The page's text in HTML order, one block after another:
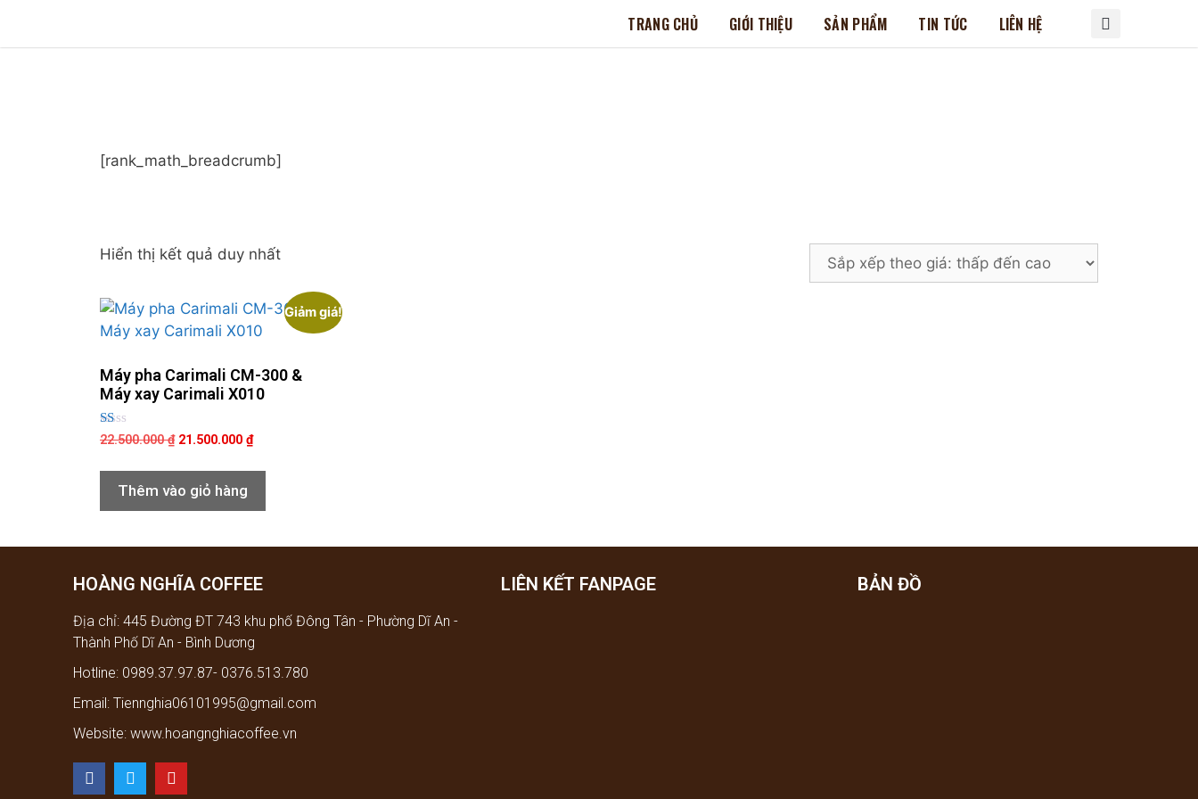
TRANG CHỦ GIỚI THIỆU SẢN PHẨM TIN TỨC LIÊN HỆ
[rank_math_breadcrumb]
Hiển thị kết quả duy nhất
Giảm giá!
Máy pha Carimali CM-300 &
Máy xay Carimali X010
Đ
xế
n
0
5
sa
22.500.000₫ 21.500.000 ₫
Thêm vào giỏ hàng
HOÀNG NGHĨA COFFEE
Địa chỉ: 445 Đường ĐT 743 khu phố Đông Tân - Phường Dĩ An -
Thành Phố Dĩ An - Bình Dương
Hotline: 0989.37.97.87- 0376.513.780
Email: Tiennghia06101995@gmail.com
Website: www.hoangnghiacoffee.vn
LIÊN KẾT FANPAGE BẢN ĐỒ